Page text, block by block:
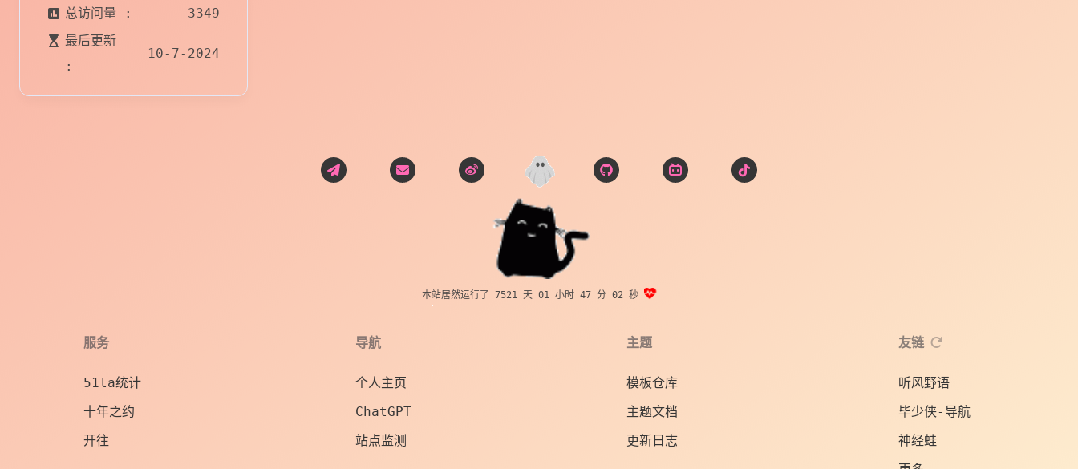
总访问量 :
3349
最后更新
:
10-7-2024
本站居然运行了 7521 天01 小时 47 分 04 秒
服务
51la统计
十年之约
开往
导航
个人主页
ChatGPT
站点监测
主题
模板仓库
主题文档
更新日志
友链
听风野语
毕少侠-导航
神经蛙